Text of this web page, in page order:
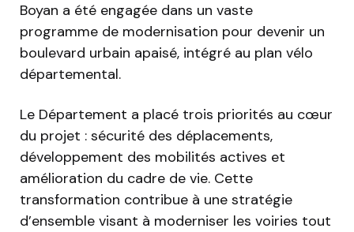
Boyan a été engagée dans un vaste
programme de modernisation pour devenir un
boulevard urbain apaisé, intégré au plan vélo
départemental.
Le Département a placé trois priorités au cœur
du projet : sécurité des déplacements,
développement des mobilités actives et
amélioration du cadre de vie. Cette
transformation contribue à une stratégie
d’ensemble visant à moderniser les voiries tout